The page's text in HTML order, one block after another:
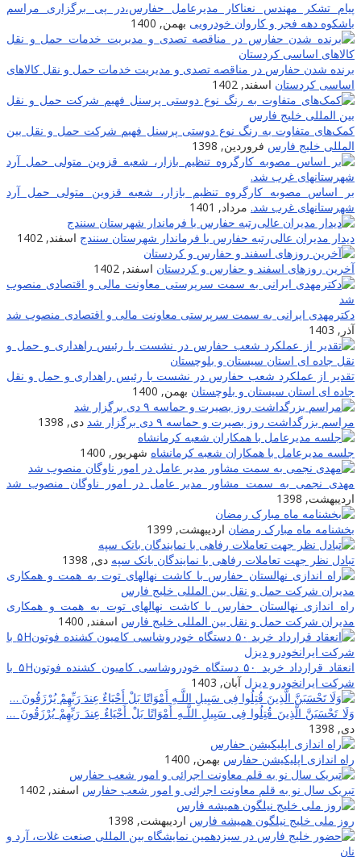
تشکر مهندس نعناکار مدیرعامل حفارس،در پی برگزاری مراسم
دهه فجر و کاروان خودرویی بهمن, 1400
شدن حفارس در مناقصه تصدی و مدیریت خدمات حمل و نقل کالاهای
کردستان اسفند, 1402
متفاوت به رنگ نوع دوستی پرسنل فهیم شرکت حمل و نقل بین
خلیج فارس فروردین, 1398
اساس مصوبه کارگروه تنظیم بازار، شعبه قزوین متولی حمل آرد
غرب شد. مرداد, 1401
مدیران عالی‌رتبه حفارس با فرماندار شهرستان سنندج اسفند, 1402
روزهای اسفند و حفارس و کردستان اسفند, 1402
ایرانی به سمت سرپرستی معاونت مالی و اقتصادی منصوب شد
1403
از عملکرد شعب حفارس در نشست با رئیس راهداری و حمل و نقل
ای استان سیستان و بلوچستان بهمن, 1400
بزرگداشت روز بصیرت و حماسه ۹ دی برگزار شد
دی, 1398
مدیرعامل با همکاران شعبه کرمانشاه شهریور, 1400
نجمی به سمت مشاور مدیر عامل در امور ناوگان منصوب شد
1398
ماه مبارک رمضان اردیبهشت, 1399
نظر جهت تعاملات رفاهی با نمایندگان بانک سپه دی, 1398
اندازی نهالستان حفارس با کاشت نهالهای توت به همت و همکاری
شرکت حمل و نقل بین المللی خلیج فارس اسفند, 1400
انعقاد قرارداد خرید ۵۰ دستگاه خودروشاسی کامیون کشنده فوتون۵H با
ایرانخودرو دیزل آبان, 1403
تَحْسَبَنَّ الَّذِینَ قُتِلُوا فِی سَبِیلِ اللَّـهِ أَمْوَاتًا بَلْ أَحْیَاءٌ عِندَ رَ‌بِّهِمْ یُرْ‌زَقُونَ …
1398
اندازی اپلیکیشن حفارس بهمن, 1400
سال نو به قلم معاونت اجرائی و امور شعب حفارس اسفند, 1402
ملی خلیج نیلگون همیشه فارس اردیبهشت, 1398